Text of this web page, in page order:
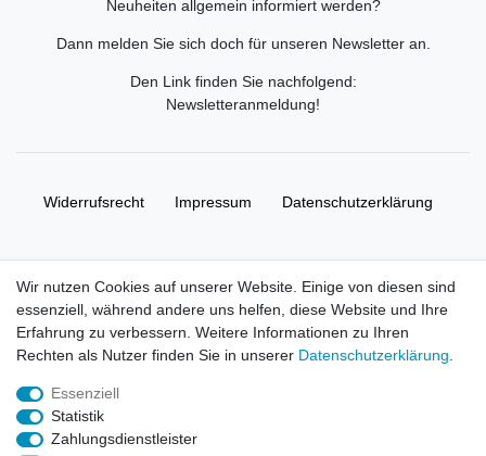
Neuheiten allgemein informiert werden?
Dann melden Sie sich doch für unseren Newsletter an.
Den Link finden Sie nachfolgend:
Newsletteranmeldung!
Widerrufs­recht Impressum Daten­schutz­erklärung
© Copyright 2026 | Alle Rechte vorbehalten. HL-
Handelsgesellschaft mbH.
Alle Markennamen, Warenzeichen sowie sämtliche Produktbilder
und Beschreibungen sind Eigentum Ihrer rechtmäßigen
Eigentümer und dienen hier nur der Beschreibung.
Wir nutzen Cookies auf unserer Website. Einige von diesen sind
essenziell, während andere uns helfen, diese Website und Ihre
Erfahrung zu verbessern. Weitere Informationen zu Ihren
Rechten als Nutzer finden Sie in unserer Daten­schutz­erklärung
Essenziell
Statistik
Zahlungsdienstleister